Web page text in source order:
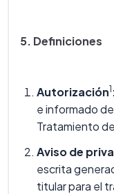
5. Definiciones
Autorización1
e informado
Tratamiento
Aviso de
escrita
titular para el